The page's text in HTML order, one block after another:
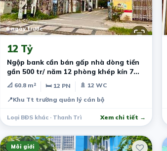
6 ngày trước
12 Tỷ
Ngộp bank cần bán gấp nhà dòng tiền
gần 500 tr/ năm 12 phòng khép kín 7
tầng
📐 60.8 m² 🛏 12 PN
🚿 12 WC
📍Khu Tt trường quản lý cán bộ
Loại BĐS khác · Thanh Trì Xem chi tiết →
Môi giới